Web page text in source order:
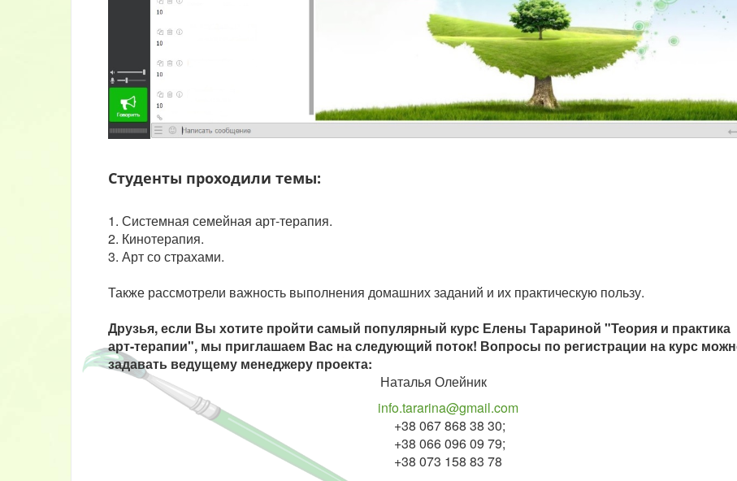
Студенты проходили темы:
1. Системная семейная арт-терапия.
2. Кинотерапия.
3. Арт со страхами.
Также рассмотрели важность выполнения домашних заданий и их практическую пользу.
Друзья, если Вы хотите пройти самый популярный курс Елены Тарариной "Теория и практика
арт-терапии", мы приглашаем Вас на следующий поток! Вопросы по регистрации на курс
задавать ведущему менеджеру проекта:
Наталья Олейник
info.tararina@gmail.com
+38 067 868 38 30;
+38 066 096 09 79;
+38 073 158 83 78